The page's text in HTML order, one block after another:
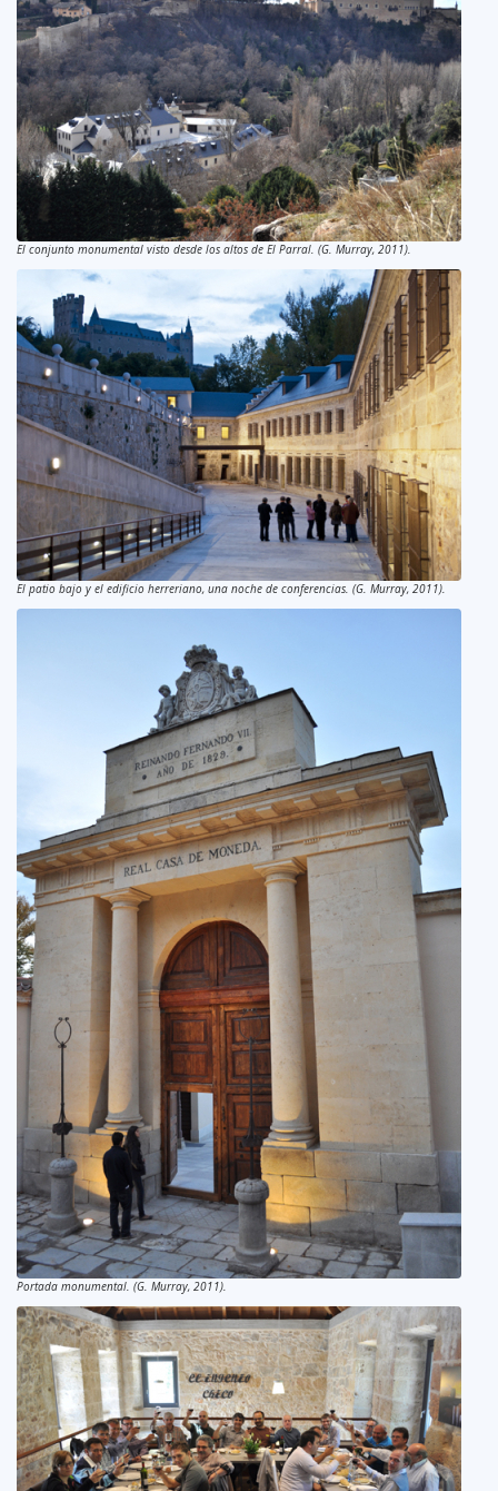
El conjunto monumental visto desde los altos de El Parral. (G. Murray, 2011).
El patio bajo y el edificio herreriano, una noche de conferencias. (G. Murray, 2011).
Portada monumental. (G. Murray, 2011).